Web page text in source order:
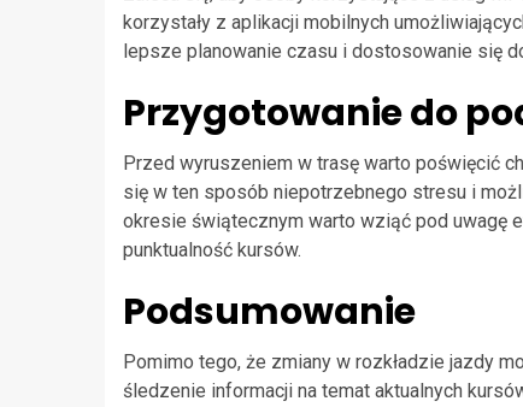
korzystały z aplikacji mobilnych
lepsze planowanie czasu i dostosowanie się
Przygotowanie do
Przed wyruszeniem w trasę warto poświęcić
się w ten sposób niepotrzebnego stresu i
okresie świątecznym warto wziąć pod uwagę
punktualność kursów.
Podsumowanie
Pomimo tego, że zmiany w rozkładzie jazdy
śledzenie informacji na temat aktualnych